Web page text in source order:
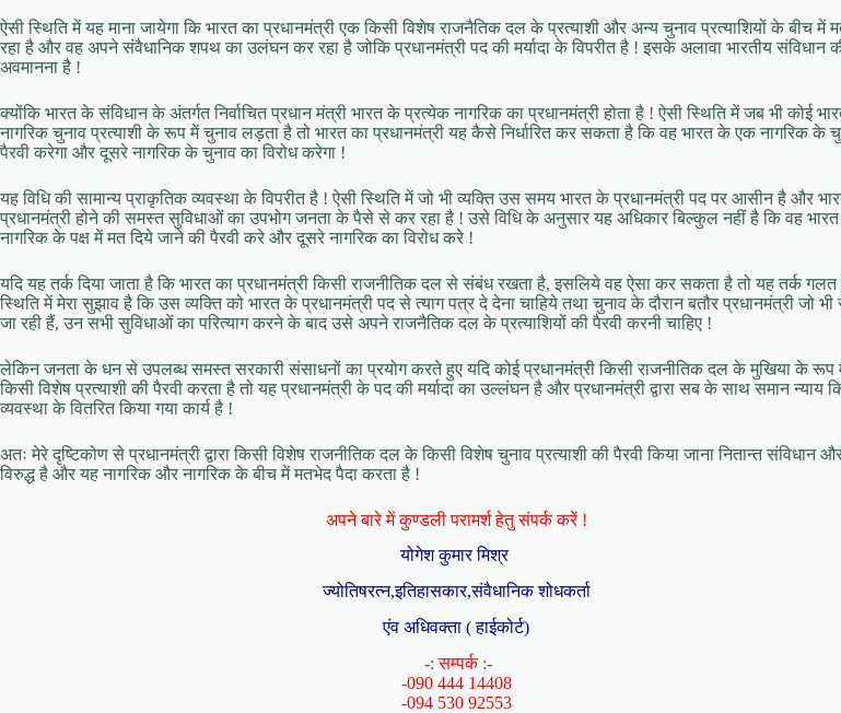
ऐसी स्थिति में यह माना जायेगा कि भारत का प्रधानमंत्री एक किसी विशेष राजनैतिक दल के प्रत्याशी और अन्य चुनाव प्रत्याशियों के बीच में
रहा है और वह अपने संवैधानिक शपथ का उलंघन कर रहा है जोकि प्रधानमंत्री पद की मर्यादा के विपरीत है ! इसके अलावा भारतीय संविधान
अवमानना है !
क्योंकि भारत के संविधान के अंतर्गत निर्वाचित प्रधान मंत्री भारत के प्रत्येक नागरिक का प्रधानमंत्री होता है ! ऐसी स्थिति में जब भी कोई
नागरिक चुनाव प्रत्याशी के रूप में चुनाव लड़ता है तो भारत का प्रधानमंत्री यह कैसे निर्धारित कर सकता है कि वह भारत के एक नागरिक के
पैरवी करेगा और दूसरे नागरिक के चुनाव का विरोध करेगा !
यह विधि की सामान्य प्राकृतिक व्यवस्था के विपरीत है ! ऐसी स्थिति में जो भी व्यक्ति उस समय भारत के प्रधानमंत्री पद पर आसीन है और
प्रधानमंत्री होने की समस्त सुविधाओं का उपभोग जनता के पैसे से कर रहा है ! उसे विधि के अनुसार यह अधिकार बिल्कुल नहीं है कि वह
नागरिक के पक्ष में मत दिये जाने की पैरवी करे और दूसरे नागरिक का विरोध करे !
यदि यह तर्क दिया जाता है कि भारत का प्रधानमंत्री किसी राजनीतिक दल से संबंध रखता है, इसलिये वह ऐसा कर सकता है तो यह तर्क
स्थिति में मेरा सुझाव है कि उस व्यक्ति को भारत के प्रधानमंत्री पद से त्याग पत्र दे देना चाहिये तथा चुनाव के दौरान बतौर प्रधानमंत्री जो भी
जा रही हैं, उन सभी सुविधाओं का परित्याग करने के बाद उसे अपने राजनैतिक दल के प्रत्याशियों की पैरवी करनी चाहिए !
लेकिन जनता के धन से उपलब्ध समस्त सरकारी संसाधनों का प्रयोग करते हुए यदि कोई प्रधानमंत्री किसी राजनीतिक दल के मुखिया के रूप
किसी विशेष प्रत्याशी की पैरवी करता है तो यह प्रधानमंत्री के पद की मर्यादा का उल्लंघन है और प्रधानमंत्री द्वारा सब के साथ समान न्याय
व्यवस्था के वितरित किया गया कार्य है !
अतः मेरे दृष्टिकोण से प्रधानमंत्री द्वारा किसी विशेष राजनीतिक दल के किसी विशेष चुनाव प्रत्याशी की पैरवी किया जाना नितान्त संविधान
विरुद्ध है और यह नागरिक और नागरिक के बीच में मतभेद पैदा करता है !
अपने बारे में कुण्डली परामर्श हेतु संपर्क करें !
योगेश कुमार मिश्र
ज्योतिषरत्न,इतिहासकार,संवैधानिक शोधकर्ता
एंव अधिवक्ता ( हाईकोर्ट)
-: सम्पर्क :-
-090 444 14408
-094 530 92553